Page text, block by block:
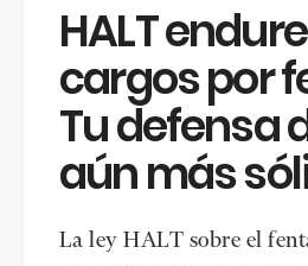
HALT
cargos por
Tu defensa
aún más
La ley HALT sobre el